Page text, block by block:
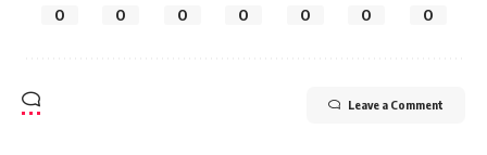
0 0 0 0 0 0 0
Leave a Comment